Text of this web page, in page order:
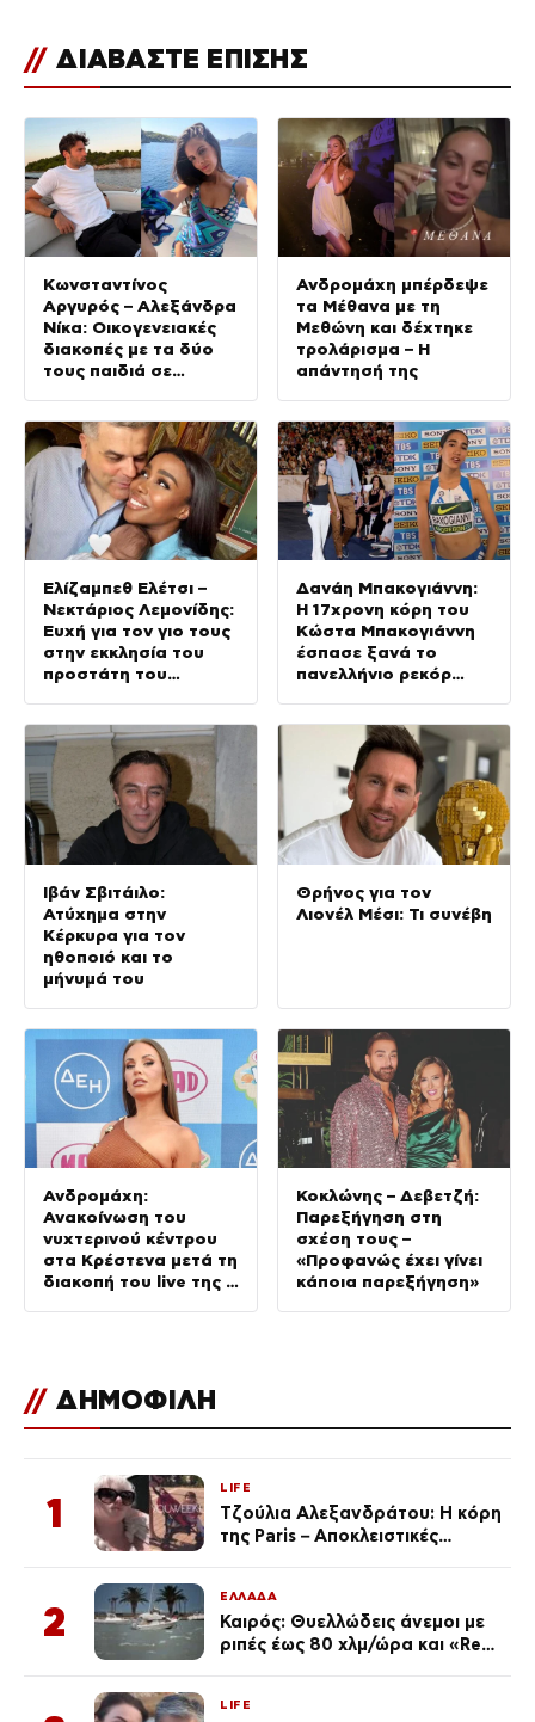
// ΔΙΑΒΑΣΤΕ ΕΠΙΣΗΣ
Κωνσταντίνος
Αργυρός – Αλεξάνδρα
Νίκα: Οικογενειακές
διακοπές με τα δύο
τους παιδιά σε
Ανδρομάχη μπέρδεψε
τα Μέθανα με τη
Μεθώνη και δέχτηκε
τρολάρισμα – Η
απάντησή της
Ελίζαμπεθ Ελέτσι –
Νεκτάριος Λεμονίδης:
Ευχή για τον γιο τους
στην εκκλησία του
προστάτη του
Δανάη Μπακογιάννη:
Η 17χρονη κόρη του
Κώστα Μπακογιάννη
έσπασε ξανά το
πανελλήνιο ρεκόρ
Ιβάν Σβιτάιλο:
Ατύχημα στην
Κέρκυρα για τον
ηθοποιό και το
μήνυμά του
Θρήνος για τον
Λιονέλ Μέσι: Τι συνέβη
Ανδρομάχη:
Ανακοίνωση του
νυχτερινού κέντρου
στα Κρέστενα μετά τη
διακοπή του live της –
Κοκλώνης – Δεβετζή:
Παρεξήγηση στη
σχέση τους –
«Προφανώς έχει γίνει
κάποια παρεξήγηση»
// ΔΗΜΟΦΙΛΗ
1
LIFE
Τζούλια Αλεξανδράτου: Η κόρη
της Paris – Αποκλειστικές
2
ΕΛΛΑΔΑ
Καιρός: Θυελλώδεις άνεμοι με
ριπές έως 80 χλμ/ώρα και «Red
LIFE